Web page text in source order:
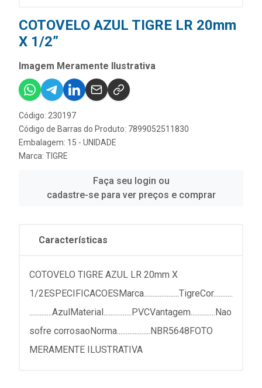
COTOVELO AZUL TIGRE LR 20mm
X 1/2”
Imagem Meramente Ilustrativa
Código: 230197
Código de Barras do Produto: 7899052511830
Embalagem: 15 - UNIDADE
Marca: TIGRE
Faça seu login ou
cadastre-se para ver preços e comprar
Características
COTOVELO TIGRE AZUL LR 20mm X
1/2ESPECIFICACOESMarca....................TigreCor...........
.............AzulMaterial................PVCVantagem..............Nao
sofre corrosaoNorma...................NBR5648FOTO
MERAMENTE ILUSTRATIVA